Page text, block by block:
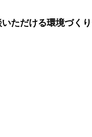
ただける環境づくり